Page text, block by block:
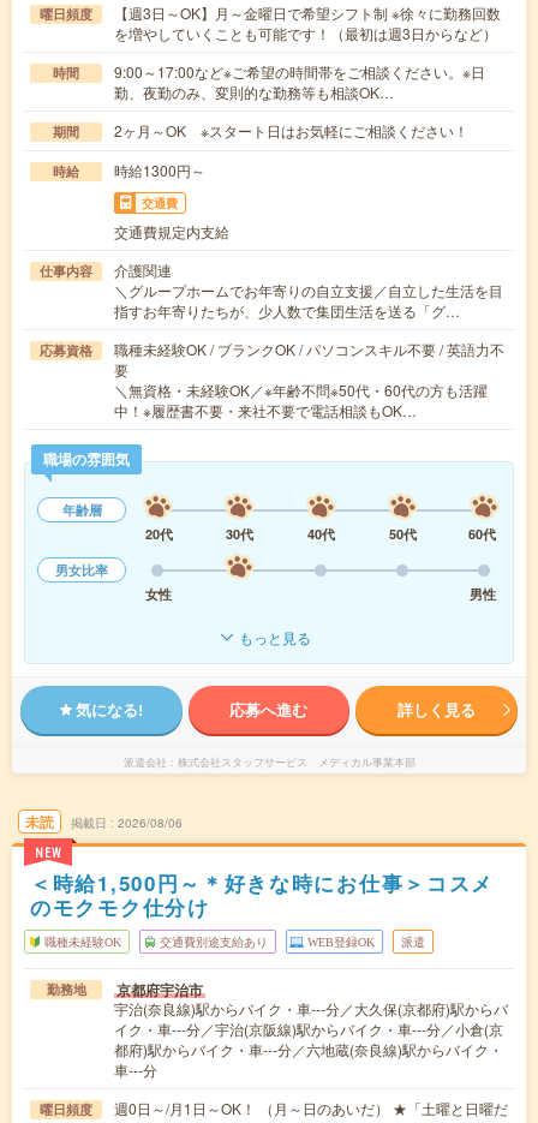
曜日頻度
【週3日～OK】月～金曜日で希望シフト制 ※徐々に勤務回数
を増やしていくことも可能です！（最初は週3日からなど）
時間
9:00～17:00など※ご希望の時間帯をご相談ください。※日
勤、夜勤のみ、変則的な勤務等も相談OK…
期間 2ヶ月～OK ※スタート日はお気軽にご相談ください！
時給 時給1300円～
交通費
交通費規定内支給
仕事内容
介護関連
＼グループホームでお年寄りの自立支援／自立した生活を目
指すお年寄りたちが、少人数で集団生活を送る「グ…
応募資格
職種未経験OK / ブランクOK / パソコンスキル不要 / 英語力不
要
＼無資格・未経験OK／※年齢不問※50代・60代の方も活躍
中！※履歴書不要・来社不要で電話相談もOK…
職場の雰囲気
年齢層
20代
30代 40代 50代
60代
男女比率
女性
男性
もっと見る
気になる! 応募へ進む 詳しく見る
派遣会社 株式会社スタッフサービス メディカル事業本部
未読
NEW
掲載日 2026/08/06
＜時給1,500円～＊好きな時にお仕事＞コスメ
のモクモク仕分け
職種未経験OK 交通費別途支給あり WEB登録OK 派遣
勤務地 京都府宇治市
宇治(奈良線)駅からバイク・車---分／大久保(京都府)駅からバ
イク・車---分／宇治(京阪線)駅からバイク・車---分／小倉(京
都府)駅からバイク・車---分／六地蔵(奈良線)駅からバイク・
車---分
曜日頻度
週0日～/月1日～OK！ （月～日のあいだ） ★「土曜と日曜だ